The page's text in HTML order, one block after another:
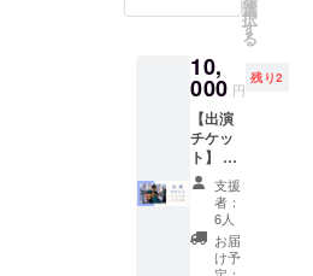
等でご
連絡し
でお聞
かせく
ださ
い。
す。 当
日まで
の間の
リハー
サル
（会場
代は
別）も
込みで
す。 は
じめて
きるリ
です。
やる曲
は事前
にメー
ル等で
打合せ
決めた
いと思
いま
す。 基
本的
選
択
す
る
10,
000 円
残り2
【出演
チケッ
ト】 約
30分の
持ち時
間で、
ギター
弾き語
支援
者：
6人
お届
け予